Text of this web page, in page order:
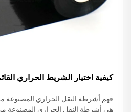
كيفية اختيار الشريط الحراري
فهم أشرطة النقل الحراري المصنوعة
هي أشرطة النقل الحراري المصنوعة